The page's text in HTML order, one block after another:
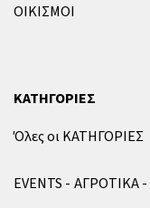
ΟΙΚΙΣΜΟΙ
ΚΑΤΗΓΟΡΙΕΣ
Όλες οι ΚΑΤΗΓΟΡΙΕΣ
EVENTS ΑΓΡΟΤΙΚΑ